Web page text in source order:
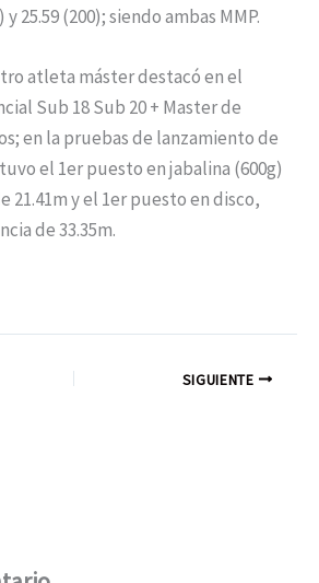
y 25.59 (200); siendo ambas MMP.
atleta máster destacó en el
Sub 18 Sub 20 + Master de
en la pruebas de lanzamiento de
el 1er puesto en jabalina (600g)
21.41m y el 1er puesto en disco,
de 33.35m.
SIGUIENTE